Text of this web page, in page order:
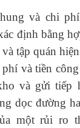
và chi
định bằng
tập quán
và tiền
và gửi tiếp
dọc đường
một rủi ro